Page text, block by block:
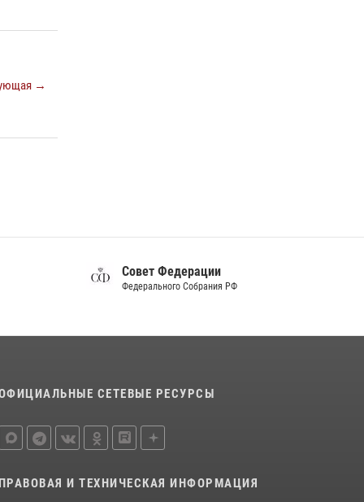
→
Совет Федерации
Федерального Собрания РФ
СЕТЕВЫЕ РЕСУРСЫ
ПРАВОВАЯ И ТЕХНИЧЕСКАЯ ИНФОРМАЦИЯ